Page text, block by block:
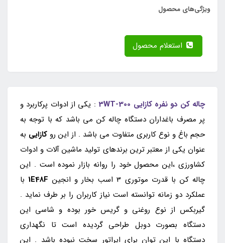
ویژگی‌های محصول
چاله کن دو نفره کازایی 3WT-300
: یکی از ادوات پرکاربرد و
پر مصرف باغداران دستگاه چاله کن می باشد که با توجه به
حجم باغ و نوع کاربری متفاوت می باشد . از این رو کازایی به
عنوان یکی از معتبر ترین برندهای تولید ماشین آلات و ادوات
کشاورزی ،این محصول خود را روانه بازار نموده است . این
چاله کن با قدرت موتوری 3 اسب بخار و انجین
1E48F با
عملکرد دو زمانه توانسته است نیاز کاربران را بر طرف نماید .
گیربکس از نوع روغنی و گریس خور بوده و شاسی این
دستگاه بصورت دوبل طراحی گردیده است تا نگهداری
دستگاه با این توان برای اپراتور سخت نبوده باشد . این